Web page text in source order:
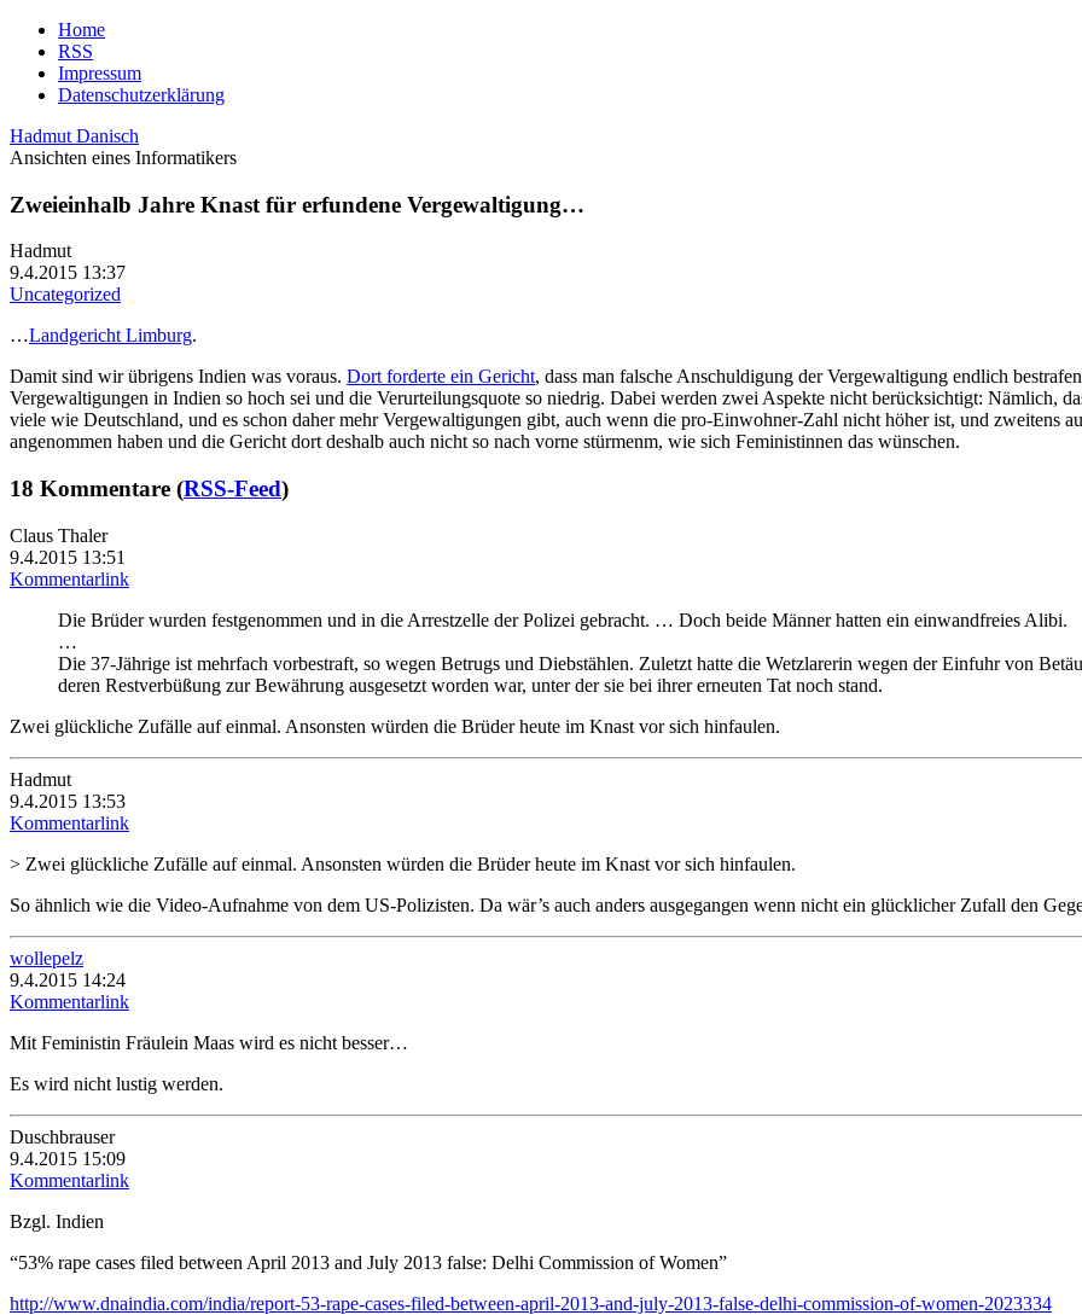
Home
RSS
Impressum
Datenschutzerklärung
Hadmut Danisch
Ansichten eines Informatikers
Zweieinhalb Jahre Knast für erfundene Vergewaltigung…
Hadmut
9.4.2015 13:37
Uncategorized
…Landgericht Limburg.
Damit sind wir übrigens Indien was voraus. Dort forderte ein Gericht, dass man falsche Anschuldigung der Vergewaltigung endlich
Vergewaltigungen in Indien so hoch sei und die Verurteilungsquote so niedrig. Dabei werden zwei Aspekte nicht berücksichtigt: Nämlich,
viele wie Deutschland, und es schon daher mehr Vergewaltigungen gibt, auch wenn die pro-Einwohner-Zahl nicht höher ist, und zweitens
angenommen haben und die Gericht dort deshalb auch nicht so nach vorne stürmenm, wie sich Feministinnen das wünschen.
18 Kommentare (RSS-Feed)
Claus Thaler
9.4.2015 13:51
Kommentarlink
Die Brüder wurden festgenommen und in die Arrestzelle der Polizei gebracht. … Doch beide Männer hatten ein einwandfreies Alibi.
…
Die 37-Jährige ist mehrfach vorbestraft, so wegen Betrugs und Diebstählen. Zuletzt hatte die Wetzlarerin wegen der Einfuhr von
deren Restverbüßung zur Bewährung ausgesetzt worden war, unter der sie bei ihrer erneuten Tat noch stand.
Zwei glückliche Zufälle auf einmal. Ansonsten würden die Brüder heute im Knast vor sich hinfaulen.
Hadmut
9.4.2015 13:53
Kommentarlink
> Zwei glückliche Zufälle auf einmal. Ansonsten würden die Brüder heute im Knast vor sich hinfaulen.
So ähnlich wie die Video-Aufnahme von dem US-Polizisten. Da wär’s auch anders ausgegangen wenn nicht ein glücklicher Zufall den
wollepelz
9.4.2015 14:24
Kommentarlink
Mit Feministin Fräulein Maas wird es nicht besser…
Es wird nicht lustig werden.
Duschbrauser
9.4.2015 15:09
Kommentarlink
Bzgl. Indien
“53% rape cases filed between April 2013 and July 2013 false: Delhi Commission of Women”
http://www.dnaindia.com/india/report-53-rape-cases-filed-between-april-2013-and-july-2013-false-delhi-commission-of-women-2023334